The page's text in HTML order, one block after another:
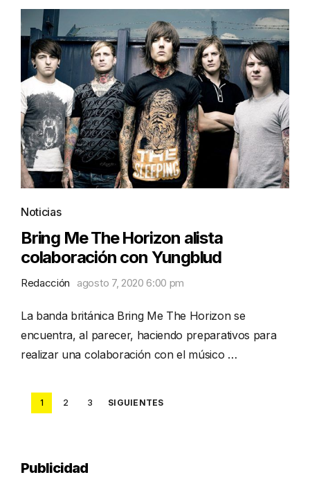
Noticias
Bring Me The Horizon alista
colaboración con Yungblud
Redacción agosto 7, 2020 6:00 pm
La banda británica Bring Me The Horizon se
encuentra, al parecer, haciendo preparativos para
realizar una colaboración con el músico …
Posts
1 2 3 SIGUIENTES
Publicidad